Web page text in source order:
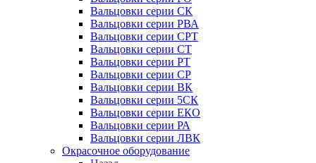
Вальцовки серии СК
Вальцовки серии РВА
Вальцовки серии СРТ
Вальцовки серии СТ
Вальцовки серии РТ
Вальцовки серии СР
Вальцовки серии ВК
Вальцовки серии 5СК
Вальцовки серии ЕКО
Вальцовки серии РА
Вальцовки серии ЛВК
Окрасочное оборудование